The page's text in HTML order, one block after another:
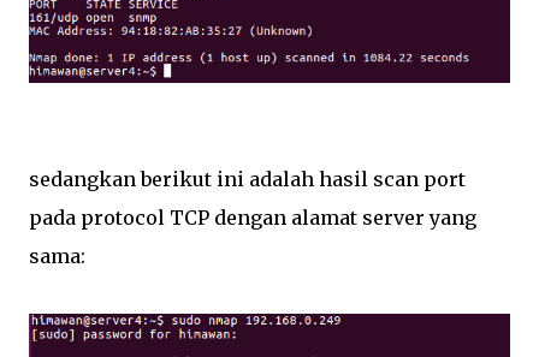
sedangkan berikut ini adalah hasil scan port
pada protocol TCP dengan alamat server yang
sama: